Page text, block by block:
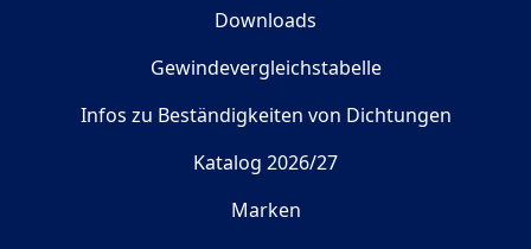
Downloads
Gewindevergleichstabelle
Infos zu Beständigkeiten von Dichtungen
Katalog 2026/27
Marken